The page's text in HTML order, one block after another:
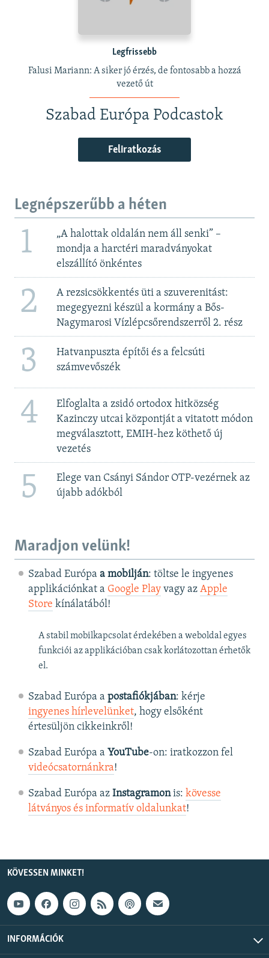
Legfrissebb
Falusi Mariann: A siker jó érzés, de fontosabb a hozzá
vezető út
Szabad Európa Podcastok
Feliratkozás
Legnépszerűbb a héten
1
„A halottak oldalán nem áll senki” –
mondja a harctéri maradványokat
elszállító önkéntes
2
A rezsicsökkentés üti a szuverenitást:
megegyezni készül a kormány a Bős-
Nagymarosi Vízlépcsőrendszerről 2. rész
3
Hatvanpuszta építői és a felcsúti
számvevőszék
4
Elfoglalta a zsidó ortodox hitközség
Kazinczy utcai központját a vitatott módon
megválasztott, EMIH-hez köthető új
vezetés
5
Elege van Csányi Sándor OTP-vezérnek az
újabb adókból
Maradjon velünk!
Szabad Európa a mobilján: töltse le ingyenes
applikációnkat a Google Playvagy az Apple
Store kínálatából!
A stabil mobilkapcsolat érdekében a weboldal egyes
funkciói az applikációban csak korlátozottan érhetők
el.
Szabad Európa a postafiókjában: kérje
ingyenes hírlevelünket, hogy elsőként
értesüljön cikkeinkről!
Szabad Európa a YouTube-on: iratkozzon fel
videócsatornánkra!
Szabad Európa az Instagramonis: kövesse
látványos és informatív oldalunkat! ​
KÖVESSEN MINKET!
INFORMÁCIÓK